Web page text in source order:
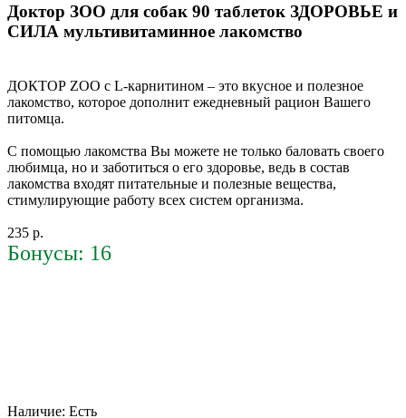
Доктор ЗОО для собак 90 таблеток ЗДОРОВЬЕ и
СИЛА мультивитаминное лакомство
ДОКТОР ZOO с L-карнитином – это вкусное и полезное
лакомство, которое дополнит ежедневный рацион Вашего
питомца.
С помощью лакомства Вы можете не только баловать своего
любимца, но и заботиться о его здоровье, ведь в состав
лакомства входят питательные и полезные вещества,
стимулирующие работу всех систем организма.
235 р.
Бонусы: 16
Наличие: Есть